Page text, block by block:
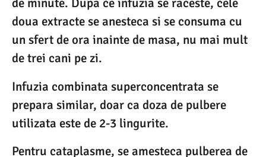
de minute. Dupa ce infuzia se raceste, cele
doua extracte se anesteca si se consuma cu
un sfert de ora inainte de masa, nu mai mult
de trei cani pe zi.
Infuzia combinata superconcentrata se
prepara similar, doar ca doza de pulbere
utilizata este de 2-3 lingurite.
Pentru cataplasme, se amesteca pulberea de